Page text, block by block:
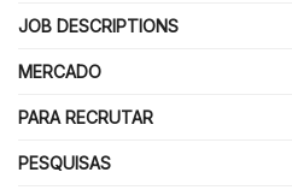
JOB DESCRIPTIONS
MERCADO
PARA RECRUTAR
PESQUISAS